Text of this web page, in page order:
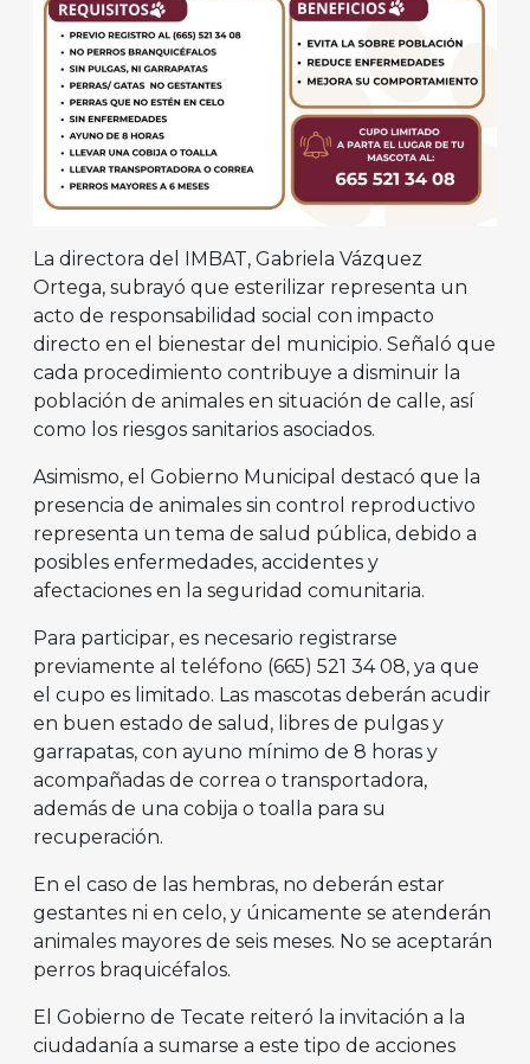
La directora del IMBAT, Gabriela Vázquez
Ortega, subrayó que esterilizar representa un
acto de responsabilidad social con impacto
directo en el bienestar del municipio. Señaló que
cada procedimiento contribuye a disminuir la
población de animales en situación de calle, así
como los riesgos sanitarios asociados.
Asimismo, el Gobierno Municipal destacó que la
presencia de animales sin control reproductivo
representa un tema de salud pública, debido a
posibles enfermedades, accidentes y
afectaciones en la seguridad comunitaria.
Para participar, es necesario registrarse
previamente al teléfono (665) 521 34 08, ya que
el cupo es limitado. Las mascotas deberán acudir
en buen estado de salud, libres de pulgas y
garrapatas, con ayuno mínimo de 8 horas y
acompañadas de correa o transportadora,
además de una cobija o toalla para su
recuperación.
En el caso de las hembras, no deberán estar
gestantes ni en celo, y únicamente se atenderán
animales mayores de seis meses. No se aceptarán
perros braquicéfalos.
El Gobierno de Tecate reiteró la invitación a la
ciudadanía a sumarse a este tipo de acciones